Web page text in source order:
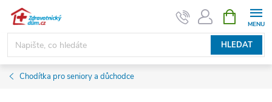
Přejít
obsah
HLEDAT
NÁKUPNÍ
KOŠÍK
Chodítka pro seniory a důchodce